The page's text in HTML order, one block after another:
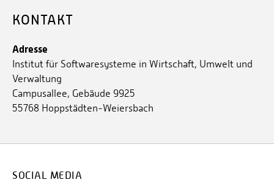
KONTAKT
Adresse
Institut für Softwaresysteme in Wirtschaft, Umwelt und
Verwaltung
Campusallee, Gebäude 9925
55768 Hoppstädten-Weiersbach
SOCIAL MEDIA